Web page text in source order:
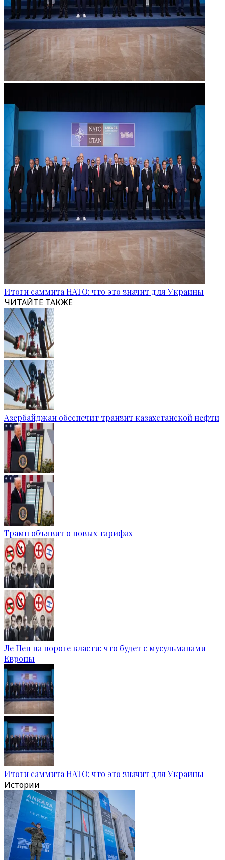
Итоги саммита НАТО: что это значит для Украины
ЧИТАЙТЕ ТАКЖЕ
Азербайджан обеспечит транзит казахстанской нефти
Трамп объявит о новых тарифах
Ле Пен на пороге власти: что будет с мусульманами
Европы
Итоги саммита НАТО: что это значит для Украины
Истории